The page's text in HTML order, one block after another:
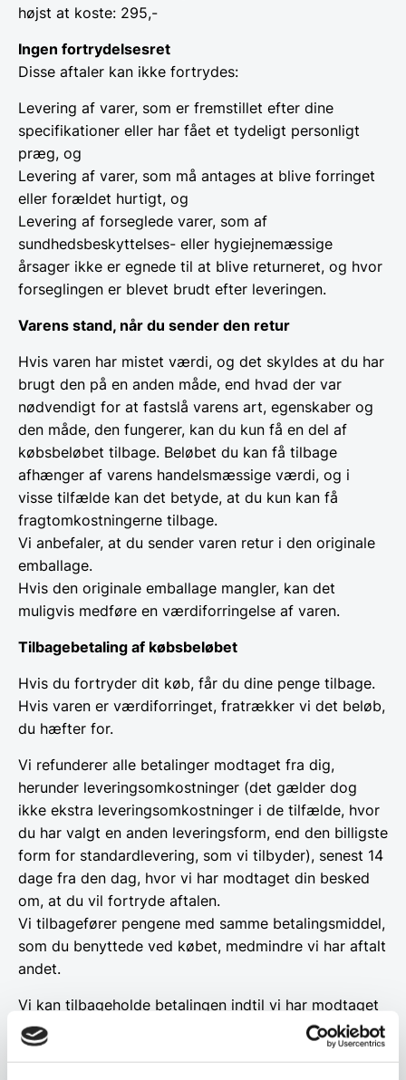
højst at koste: 295,-
Ingen fortrydelsesret
Disse aftaler kan ikke fortrydes:
Levering af varer, som er fremstillet efter dine
specifikationer eller har fået et tydeligt personligt
præg, og
Levering af varer, som må antages at blive forringet
eller forældet hurtigt, og
Levering af forseglede varer, som af
sundhedsbeskyttelses- eller hygiejnemæssige
årsager ikke er egnede til at blive returneret, og hvor
forseglingen er blevet brudt efter leveringen.
Varens stand, når du sender den retur
Hvis varen har mistet værdi, og det skyldes at du har
brugt den på en anden måde, end hvad der var
nødvendigt for at fastslå varens art, egenskaber og
den måde, den fungerer, kan du kun få en del af
købsbeløbet tilbage. Beløbet du kan få tilbage
afhænger af varens handelsmæssige værdi, og i
visse tilfælde kan det betyde, at du kun kan få
fragtomkostningerne tilbage.
Vi anbefaler, at du sender varen retur i den originale
emballage.
Hvis den originale emballage mangler, kan det
muligvis medføre en værdiforringelse af varen.
Tilbagebetaling af købsbeløbet
Hvis du fortryder dit køb, får du dine penge tilbage.
Hvis varen er værdiforringet, fratrækker vi det beløb,
du hæfter for.
Vi refunderer alle betalinger modtaget fra dig,
herunder leveringsomkostninger (det gælder dog
ikke ekstra leveringsomkostninger i de tilfælde, hvor
du har valgt en anden leveringsform, end den billigste
form for standardlevering, som vi tilbyder), senest 14
dage fra den dag, hvor vi har modtaget din besked
om, at du vil fortryde aftalen.
Vi tilbagefører pengene med samme betalingsmiddel,
som du benyttede ved købet, medmindre vi har aftalt
andet.
Vi kan tilbageholde betalingen indtil vi har modtaget
varen, med mindre du sender os dokumentation for
at have returneret den.